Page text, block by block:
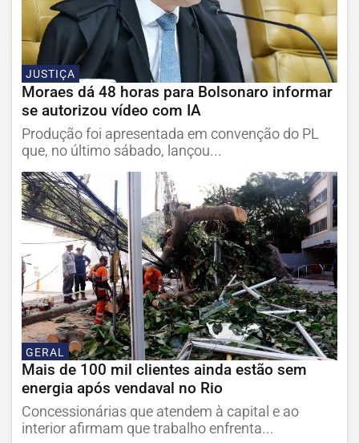
JUSTIÇA
Moraes dá 48 horas para Bolsonaro informar
se autorizou vídeo com IA
Produção foi apresentada em convenção do PL
que, no último sábado, lançou...
GERAL
Mais de 100 mil clientes ainda estão sem
energia após vendaval no Rio
Concessionárias que atendem à capital e ao
interior afirmam que trabalho enfrenta...